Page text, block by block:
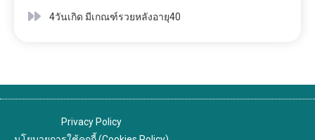
4วันเกิด มีเกณฑ์รวยหลังอายุ40
Privacy Policy